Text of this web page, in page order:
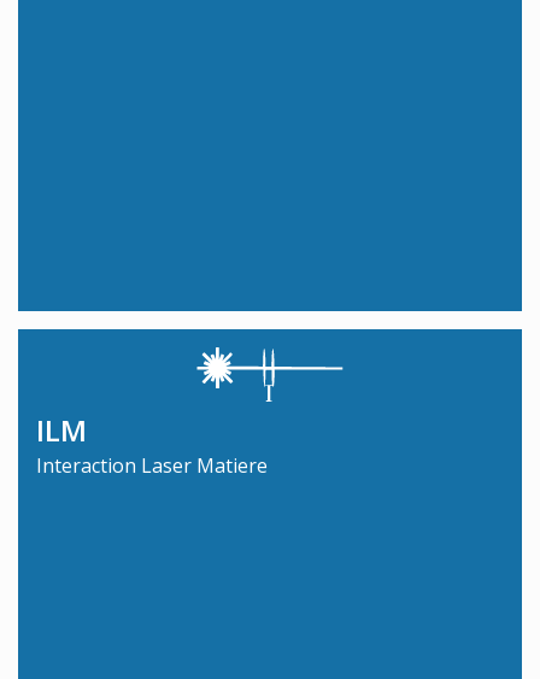
ILM
Interaction Laser Matiere